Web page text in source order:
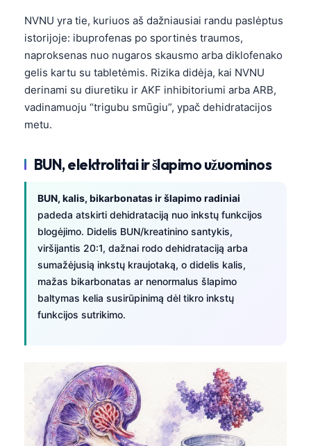
NVNU yra tie, kuriuos aš dažniausiai randu paslėptus
istorijoje: ibuprofenas po sportinės traumos,
naproksenas nuo nugaros skausmo arba diklofenako
gelis kartu su tabletėmis. Rizika didėja, kai NVNU
derinami su diuretiku ir AKF inhibitoriumi arba ARB,
vadinamuoju “trigubu smūgiu”, ypač dehidratacijos
metu.
BUN, elektrolitai ir šlapimo užuominos
BUN, kalis, bikarbonatas ir šlapimo radiniai
padeda atskirti dehidrataciją nuo inkstų funkcijos
blogėjimo. Didelis BUN/kreatinino santykis,
viršijantis 20:1, dažnai rodo dehidrataciją arba
sumažėjusią inkstų kraujotaką, o didelis kalis,
mažas bikarbonatas ar nenormalus šlapimo
baltymas kelia susirūpinimą dėl tikro inkstų
funkcijos sutrikimo.
हिन्दी
Bahasa Indonesia
Հայերեն
Íslenska
Bosanski
Azərbaycan dili
Eesti
日本語
Čeština
Русский
Slovenščina
Magyar
Shqip
বাংলা